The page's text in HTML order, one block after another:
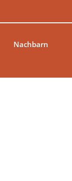
Nachbarn